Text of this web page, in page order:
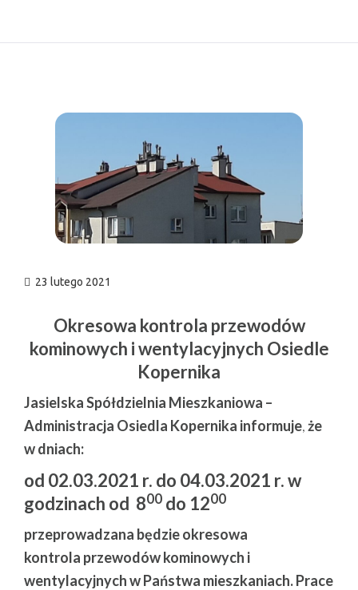
i
23 lutego 2021
Okresowa kontrola przewodów
kominowych i wentylacyjnych Osiedle
Kopernika
Jasielska Spółdzielnia Mieszkaniowa –
Administracja Osiedla Kopernika informuje,że
w dniach:
od 02.03.2021 r. do 04.03.2021 r. w
godzinach od 800 do 1200
przeprowadzana będzie okresowa
kontrola przewodów kominowych i
wentylacyjnych w Państwa mieszkaniach. Prace